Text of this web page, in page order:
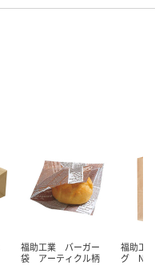
福助工業 バーガー
袋 アーティクル柄
福助工
グ